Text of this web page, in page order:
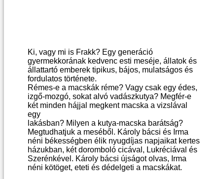
Ki, vagy mi is Frakk? Egy generáció
gyermekkorának kedvenc esti meséje, állatok és
állattartó emberek tipikus, bájos, mulatságos és
fordulatos története.
Rémes-e a macskák réme? Vagy csak egy édes,
izgő-mozgó, sokat alvó vadászkutya? Megfér-e
két minden hájjal megkent macska a vizslával
egy
lakásban? Milyen a kutya-macska barátság?
Megtudhatjuk a meséből. Károly bácsi és Irma
néni békességben élik nyugdíjas napjaikat kertes
házukban, két doromboló cicával, Lukréciával és
Szerénkével. Károly bácsi újságot olvas, Irma
néni kötöget, eteti és dédelgeti a macskákat.